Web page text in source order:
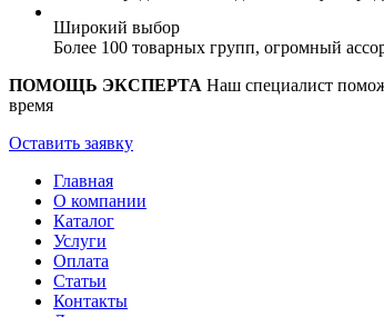
Широкий выбор
Более 100 товарных групп, огромный
ПОМОЩЬ ЭКСПЕРТА Наш специалист
время
Оставить заявку
Главная
О компании
Каталог
Услуги
Оплата
Статьи
Контакты